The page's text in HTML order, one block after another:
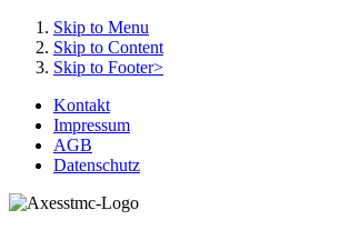
Skip to Menu
Skip to Content
Skip to Footer>
Kontakt
Impressum
AGB
Datenschutz